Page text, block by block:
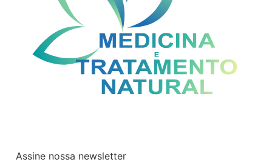
Assine nossa newsletter